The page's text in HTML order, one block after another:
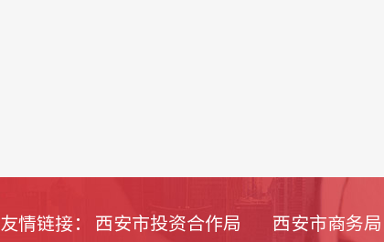
友情链接： 西安市投资合作局 西安市商务局